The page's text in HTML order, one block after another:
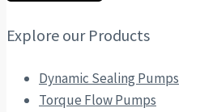
Explore our Products
Dynamic Sealing Pumps
Torque Flow Pumps